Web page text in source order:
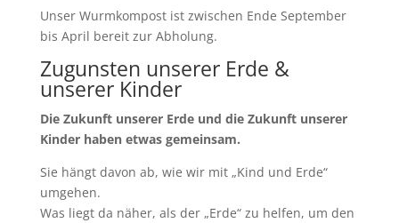
Unser Wurmkompost ist zwischen Ende September
bis April bereit zur Abholung.
Zugunsten unserer Erde &
unserer Kinder
Die Zukunft unserer Erde und die Zukunft unserer
Kinder haben etwas gemeinsam.
Sie hängt davon ab, wie wir mit „Kind und Erde“
umgehen.
Was liegt da näher, als der „Erde“ zu helfen, um den